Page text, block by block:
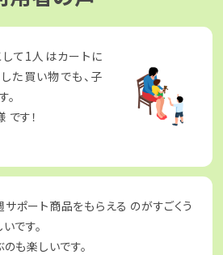
て1人はカートに
した買い物でも、子
。
です！
サポート商品をもらえる のがすごくう
です。
も楽しいです。